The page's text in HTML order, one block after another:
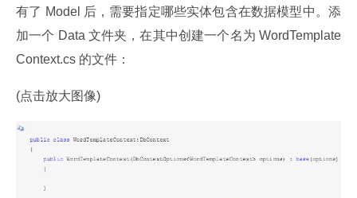
有了 Model 后，需要指定哪些实体包含在数据模型中。添
加一个 Data 文件夹，在其中创建一个名为 WordTemplate
Context.cs 的文件：
(点击放大图像)